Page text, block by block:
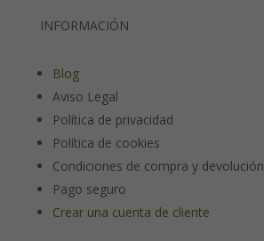
INFORMACIÓN
Blog
Aviso Legal
Política de privacidad
Política de cookies
Condiciones de compra y devolución
Pago seguro
Crear una cuenta de cliente